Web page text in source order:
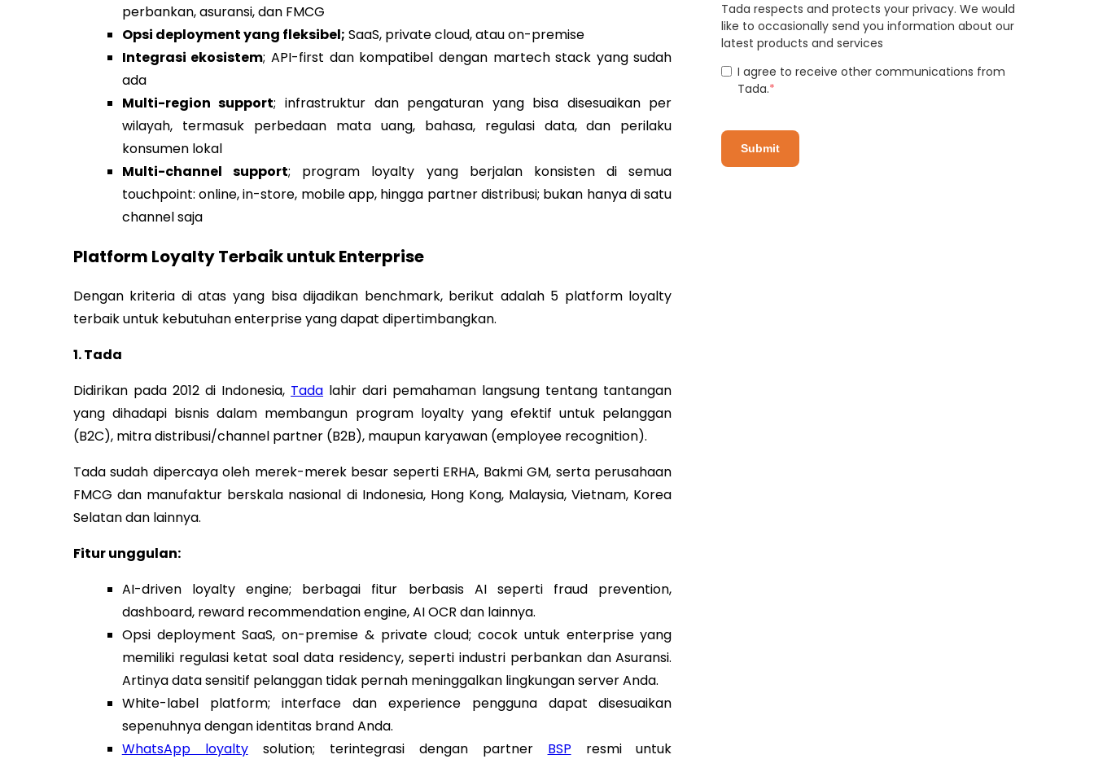
perbankan, asuransi, dan FMCG
Opsi deployment yang fleksibel; SaaS, private cloud, atau on-premise
Integrasi ekosistem; API-first dan kompatibel dengan martech stack yang sudah
ada
Multi-region support; infrastruktur dan pengaturan yang bisa disesuaikan per
wilayah, termasuk perbedaan mata uang, bahasa, regulasi data, dan perilaku
konsumen lokal
Multi-channel support; program loyalty yang berjalan konsisten di semua
touchpoint: online, in-store, mobile app, hingga partner distribusi; bukan hanya di satu
channel saja
Platform Loyalty Terbaik untuk Enterprise
Dengan kriteria di atas yang bisa dijadikan benchmark, berikut adalah 5 platform loyalty
terbaik untuk kebutuhan enterprise yang dapat dipertimbangkan.
1. Tada
Didirikan pada 2012 di Indonesia, Tada lahir dari pemahaman langsung tentang tantangan
yang dihadapi bisnis dalam membangun program loyalty yang efektif untuk pelanggan
(B2C), mitra distribusi/channel partner (B2B), maupun karyawan (employee recognition).
Tada sudah dipercaya oleh merek-merek besar seperti ERHA, Bakmi GM, serta perusahaan
FMCG dan manufaktur berskala nasional di Indonesia, Hong Kong, Malaysia, Vietnam, Korea
Selatan dan lainnya.
Fitur unggulan:
AI-driven loyalty engine; berbagai fitur berbasis AI seperti fraud prevention,
dashboard, reward recommendation engine, AI OCR dan lainnya.
Opsi deployment SaaS, on-premise & private cloud; cocok untuk enterprise yang
memiliki regulasi ketat soal data residency, seperti industri perbankan dan Asuransi.
Artinya data sensitif pelanggan tidak pernah meninggalkan lingkungan server Anda.
White-label platform; interface dan experience pengguna dapat disesuaikan
sepenuhnya dengan identitas brand Anda.
WhatsApp loyaltysolution; terintegrasi dengan partner BSP resmi untuk
Tada respects and protects your privacy. We would
like to occasionally send you information about our
latest products and services
I agree to receive other communications from
Tada.*